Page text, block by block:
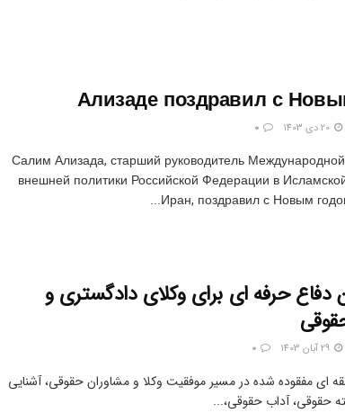
Ализаде поздравил с
Салим Ализада, старший руководитель
внешней политики Российской Федерации в
Иран, поздравил с Новым
دفاع حرفه ای برای وکلای دادگستری و
ای مفقوده شده در مسیر موفقیت وکلا و مشاوران حقوقی، آشنایی
حقوقی، آداب حقوقی،...